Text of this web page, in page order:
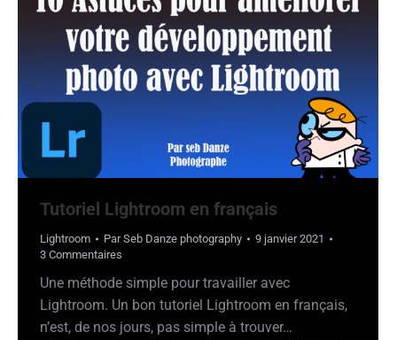
Tutoriel Lightroom en français
Lightroom ParSeb Danze photography
9 janvier 2021
3 Commentaires
Une méthode simple pour travailler avec
Lightroom. Un bon tutoriel Lightroom en français,
n’est, de nos jours, pas simple à trouver…